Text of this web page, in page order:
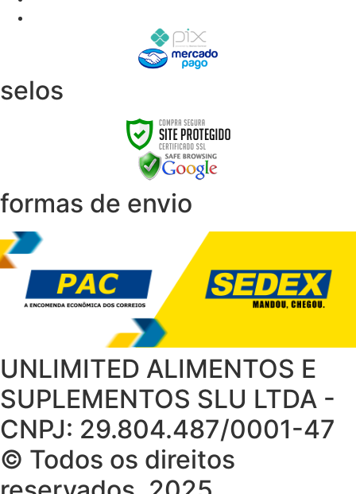
selos
formas de envio
UNLIMITED ALIMENTOS E
SUPLEMENTOS SLU LTDA -
CNPJ: 29.804.487/0001-47
© Todos os direitos